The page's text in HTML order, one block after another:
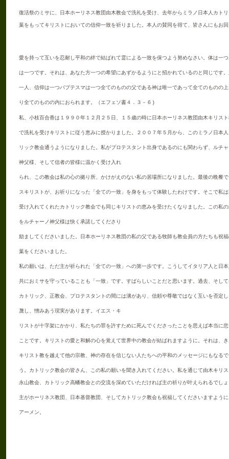
復活祭のミサに、日本ホーリネス教団由木教会で洗礼を受け、去年からミラノ日本人カト
葉をもってキリストにおいての信仰一致を祈りました。本人の賛同を得て、皆さんにもお
愛を持って互いを忍耐し平和の絆で結ばれて霊による一致を保つよう努めなさい。体は一
は一つです。それは、あなた方一つの希望にあずかるようにと招かれているのと同じです
一人、信仰は一つバプテスマは一つ全てのものの父である神は唯一であって全てのものの
り全てのものの内におられます。（エフェソ書４．３－６ )
私、小枝百合香は１９９０年１２月２５日、１５歳の時に日本ホーリネス教団由木キリス
で洗礼を受けキリストに従う恵みに授かりました。２００７年５月から、このミラノ日本
リック教会通うようになりました。私がプロテスタント出身であるのにも関わらず、ルチ
神父様、そして信者の皆様に温かく受け入れ
られ、この教会は私の心の拠り所、かけがえのない私の居場所になりました。最後の晩餐
スキリストが、お祈りになった「全ての一致」を身をもって体験したわけです。そこで私
受け入れてくれたカトリック教会でも同じキリストの恵みを受けたくなりました。この私
をルチャーノ神父様は快く承諾してくださり
励ましてくださいました。日本ホーリネス教団の私の父である牧師も教会員の方たちも祝
葉をくださいました。
私の願いは、ただ主が祈られた「全ての一致」への第一歩です。こうしてイタリア人と日
共におミサを守っていることも「一致」です。すばらしいことだと思います。過去、そし
カトリック、正教会、プロテスタントの間には溝があり、信頼や尊敬ではなく互いを否定
蔑し、憎みあう現実があります。イエス・キ
リストが十字架にかかり、私たちの罪を許すために死んでくださったことを思えば本当に
ことです。キリストの愛と和解の心を覚えて世界中の教会が結ばれますように。それは、
キリスト教を越えて他の宗教、神の存在を信じない人たちへの平和のメッセージにもなる
う。カトリック教会の皆さん、この私の願いを聞き入れてください。私を通じて由木キリ
永山教会、カトリック高幡教会との交流を深めていただければ主の祈りが叶えられるでし
主がホーリネス教団、日本基督教団、そしてカトリック教会も祝福してくださいますよう
アーメン。